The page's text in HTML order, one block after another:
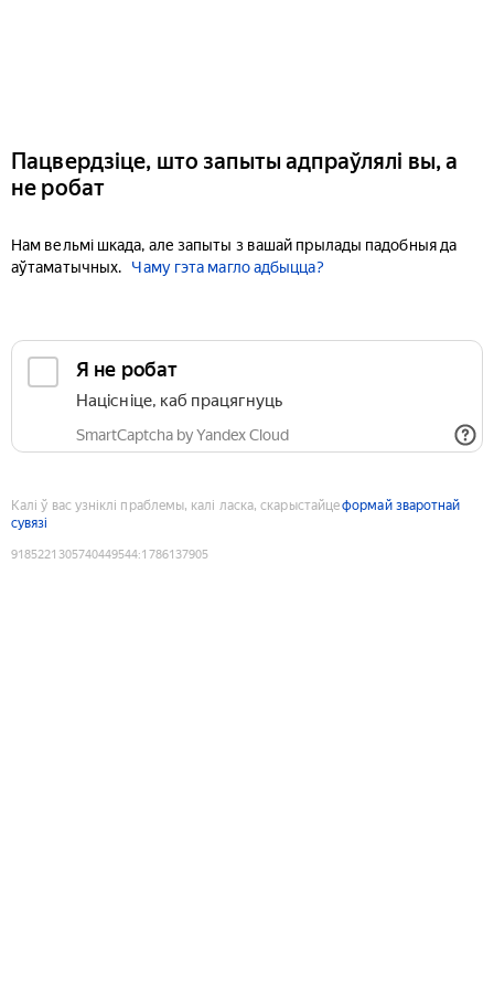
Пацвердзіце, што запыты адпраўлялі вы, а
не робат
Нам вельмі шкада, але запыты з вашай прылады падобныя да
аўтаматычных.
Чаму гэта магло адбыцца?
Я не робат
Націсніце, каб працягнуць
SmartCaptcha by Yandex Cloud
Калі ў вас узніклі праблемы, калі ласка, скарыстайцеформай зваротнай
сувязі
9185221305740449544:1786137905